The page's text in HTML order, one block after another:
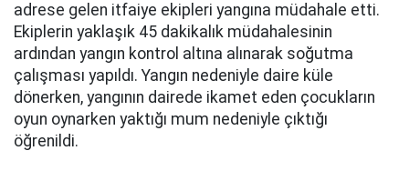
adrese gelen itfaiye ekipleri yangına müdahale etti.
Ekiplerin yaklaşık 45 dakikalık müdahalesinin
ardından yangın kontrol altına alınarak soğutma
çalışması yapıldı. Yangın nedeniyle daire küle
dönerken, yangının dairede ikamet eden çocukların
oyun oynarken yaktığı mum nedeniyle çıktığı
öğrenildi.